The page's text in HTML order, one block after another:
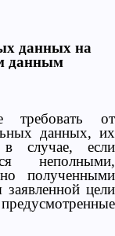
данных на
данным
от
данных, их
в случае, если
неполными,
полученными
цели